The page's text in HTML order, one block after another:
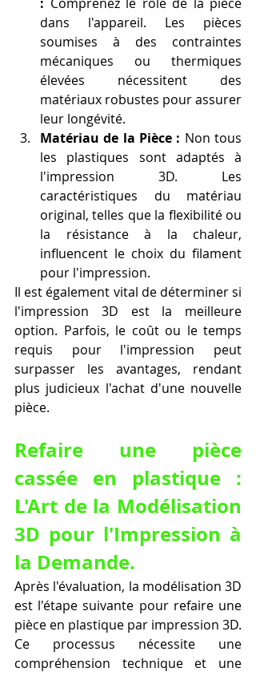
dans l'appareil. Les pièces
soumises à des contraintes
mécaniques ou thermiques
élevées nécessitent des
matériaux robustes pour assurer
leur longévité.
Matériau de la Pièce : Non tous
les plastiques sont adaptés à
l'impression 3D. Les
caractéristiques du matériau
original, telles que la flexibilité ou
la résistance à la chaleur,
influencent le choix du filament
pour l'impression.
Il est également vital de déterminer si
l'impression 3D est la meilleure
option. Parfois, le coût ou le temps
requis pour l'impression peut
surpasser les avantages, rendant
plus judicieux l'achat d'une nouvelle
pièce.
Refaire une pièce
cassée en plastique :
L'Art de la Modélisation
3D pour l'Impression à
la Demande.
Après l'évaluation, la modélisation 3D
est l'étape suivante pour refaire une
pièce en plastique par impression 3D.
Ce processus nécessite une
compréhension technique et une